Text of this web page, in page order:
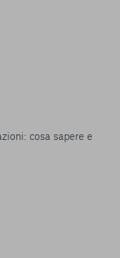
cosa sapere e